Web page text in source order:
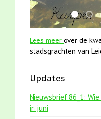
Lees meer over de
stadsgrachten van
Updates
Nieuwsbrief 86_1:
in juni